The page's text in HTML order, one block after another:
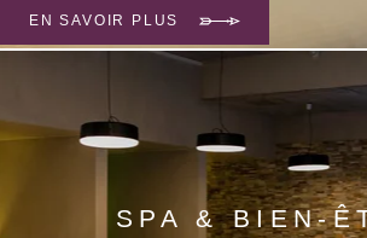
EN SAVOIR PLUS
SPA & BIEN-